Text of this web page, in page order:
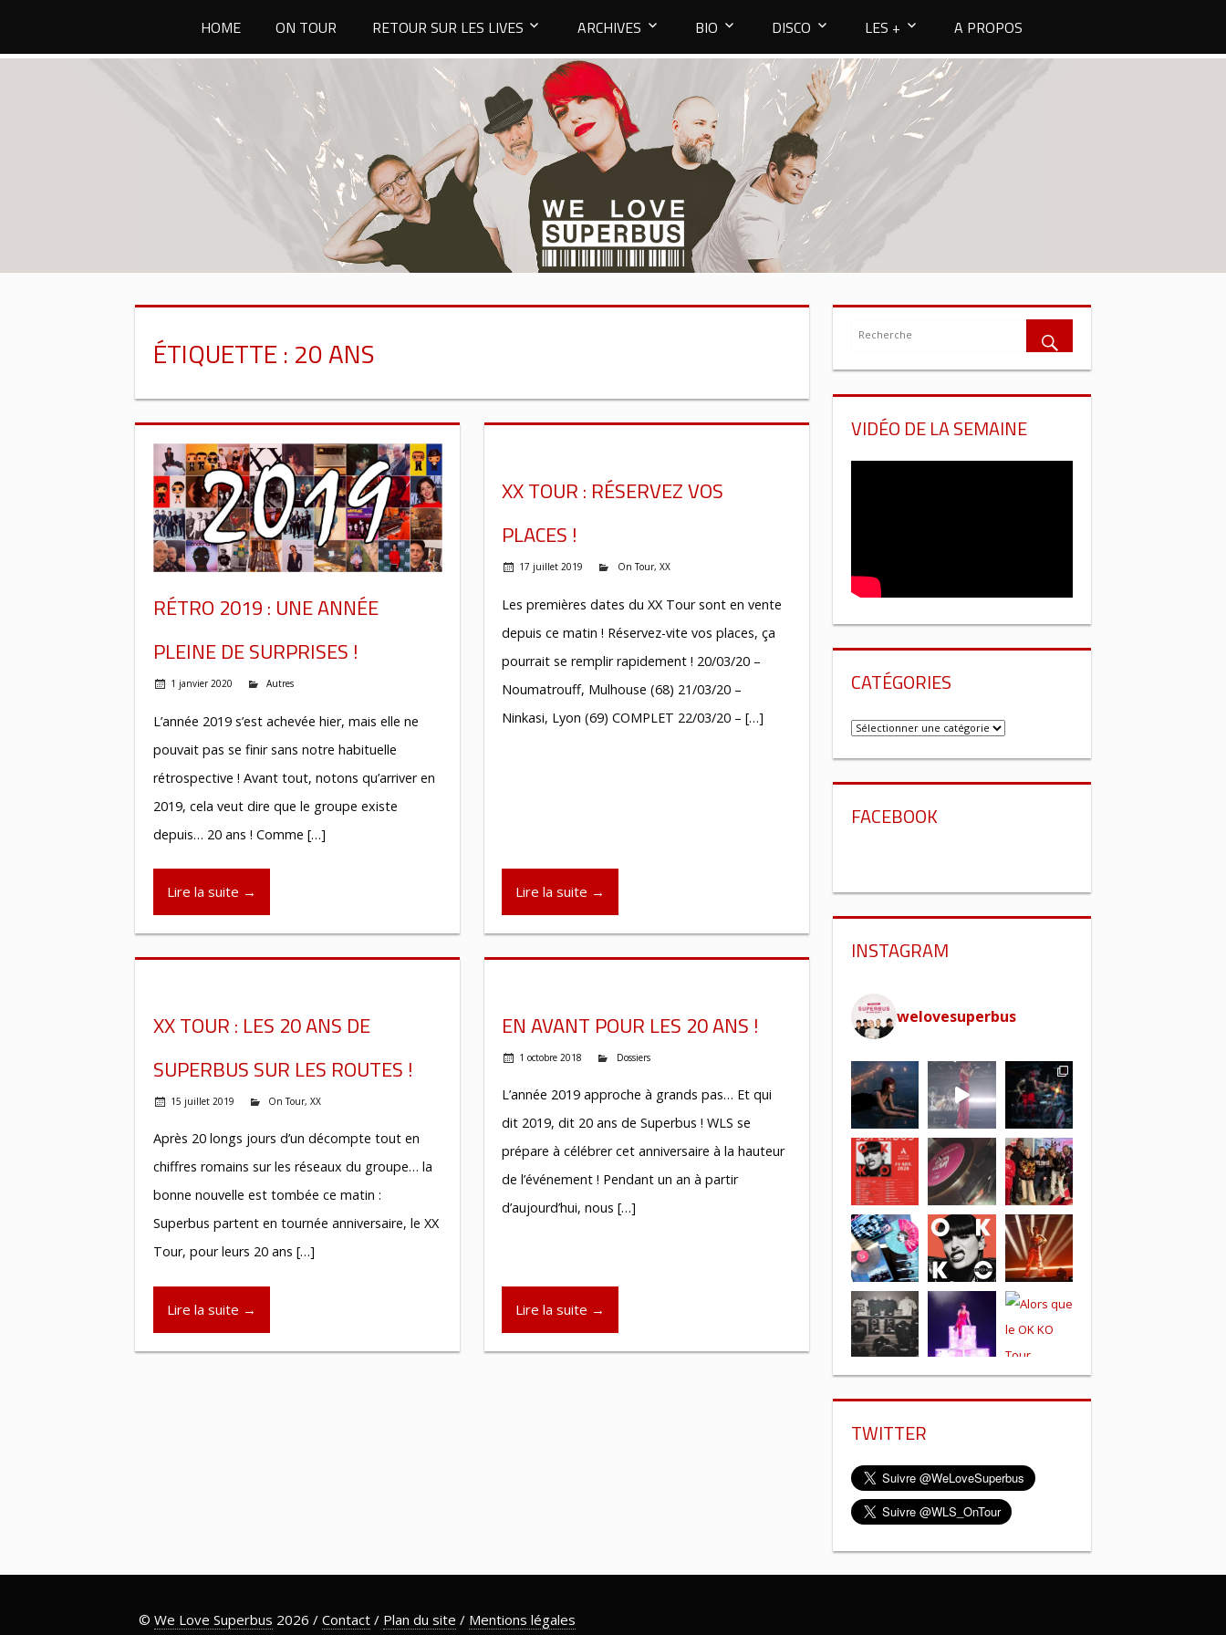
contenu
HOME ON TOUR RETOUR SUR LES LIVES ARCHIVES BIO DISCO LES + A PROPOS
ÉTIQUETTE : 20 ANS
RÉTRO 2019 : UNE ANNÉE
PLEINE DE SURPRISES !
1 janvier 2020 Autres
L’année 2019 s’est achevée hier, mais elle ne
pouvait pas se finir sans notre habituelle
rétrospective ! Avant tout, notons qu’arriver en
2019, cela veut dire que le groupe existe
depuis… 20 ans ! Comme […]
Lire la suite →
XX TOUR : RÉSERVEZ VOS
PLACES !
17 juillet 2019 On Tour, XX
Les premières dates du XX Tour sont en vente
depuis ce matin ! Réservez-vite vos places, ça
pourrait se remplir rapidement ! 20/03/20 –
Noumatrouff, Mulhouse (68) 21/03/20 –
Ninkasi, Lyon (69) COMPLET 22/03/20 – […]
Lire la suite →
XX TOUR : LES 20 ANS DE
SUPERBUS SUR LES ROUTES !
15 juillet 2019 On Tour,XX
Après 20 longs jours d’un décompte tout en
chiffres romains sur les réseaux du groupe… la
bonne nouvelle est tombée ce matin :
Superbus partent en tournée anniversaire, le XX
Tour, pour leurs 20 ans […]
Lire la suite →
EN AVANT POUR LES 20 ANS !
1 octobre 2018 Dossiers
L’année 2019 approche à grands pas… Et qui
dit 2019, dit 20 ans de Superbus ! WLS se
prépare à célébrer cet anniversaire à la hauteur
de l’événement ! Pendant un an à partir
d’aujourd’hui, nous […]
Lire la suite →
VIDÉO DE LA SEMAINE
CATÉGORIES
Catégories
FACEBOOK
INSTAGRAM
welovesuperbus
TWITTER
© We Love Superbus 2026 / Contact / Plan du site / Mentions légales